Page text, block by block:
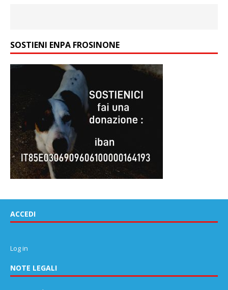
SOSTIENI ENPA FROSINONE
ACCEDI
Log in
NOTE LEGALI